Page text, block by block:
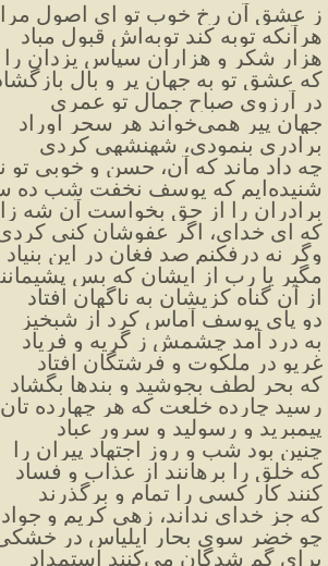
ز عشق آن رخ خوب تو ای اصول
هرآنکه توبه کند توبه‌اش قبول مباد
هزار شکر و هزاران سپاس یزدان را
که عشق تو به جهان پر و بال
در آرزوی صباح جمال تو عمری
جهان پیر همی‌خواند هر سحر اوراد
برادری بنمودی، شهنشهی کردی
چه داد ماند که آن، حسن و خوبی تو
شنیده‌ایم که یوسف نخفت شب ده سال
برادران را از حق بخواست آن شه
که ای خدای، اگر عفوشان کنی
وگر نه درفکنم صد فغان در این بنیاد
مگیر یا رب از ایشان که بس
از آن گناه کزیشان به ناگهان افتاد
دو پای یوسف آماس کرد از شبخیز
به درد آمد چشمش ز گریه و فریاد
غریو در ملکوت و فرشتگان افتاد
که بحر لطف بجوشید و بندها بگشاد
رسید چارده خلعت که هر چهارده تان
پیمبرید و رسولید و سرور عباد
چنین بود شب و روز اجتهاد پیران را
که خلق را برهانند از عذاب و فساد
کنند کار کسی را تمام و برگذرند
که جز خدای نداند، زهی کریم و جواد
چو خضر سوی بحار ایلیاس در
برای گم شدگان می‌کنند استمداد